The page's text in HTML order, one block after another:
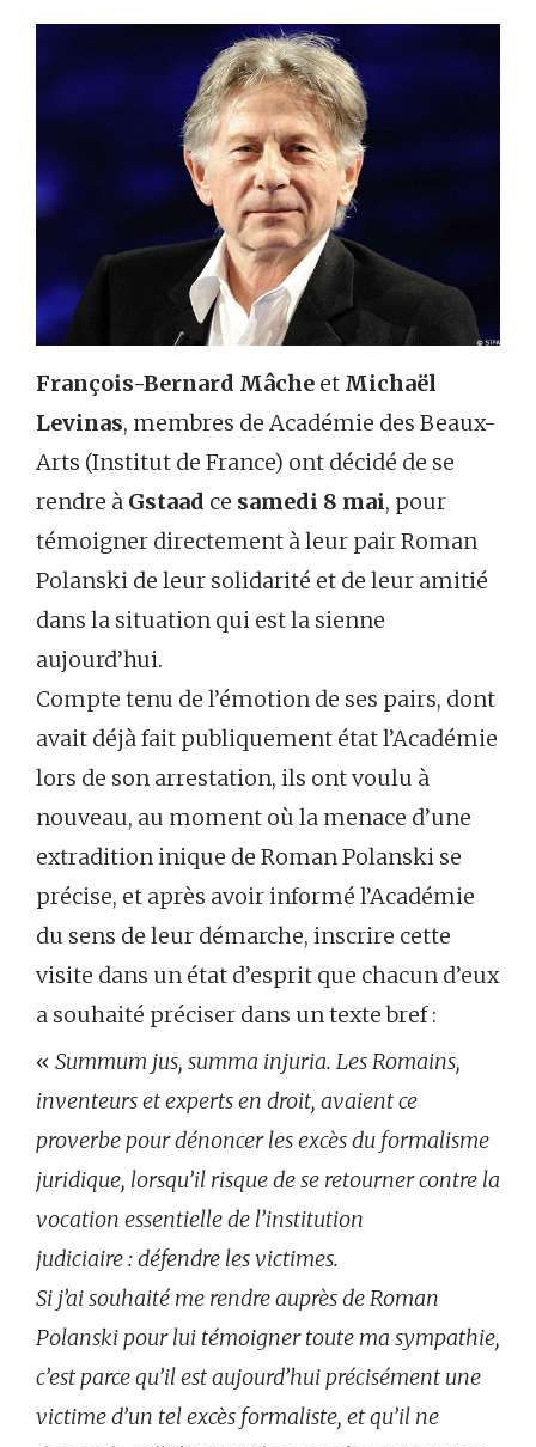
François-Bernard Mâche et Michaël
Levinas, membres de Académie des Beaux-
Arts (Institut de France) ont décidé de se
rendre à Gstaad ce samedi 8 mai, pour
témoigner directement à leur pair Roman
Polanski de leur solidarité et de leur amitié
dans la situation qui est la sienne
aujourd’hui.
Compte tenu de l’émotion de ses pairs, dont
avait déjà fait publiquement état l’Académie
lors de son arrestation, ils ont voulu à
nouveau, au moment où la menace d’une
extradition inique de Roman Polanski se
précise, et après avoir informé l’Académie
du sens de leur démarche, inscrire cette
visite dans un état d’esprit que chacun d’eux
a souhaité préciser dans un texte bref :
« Summum jus, summa injuria. Les Romains,
inventeurs et experts en droit, avaient ce
proverbe pour dénoncer les excès du formalisme
juridique, lorsqu’il risque de se retourner contre la
vocation essentielle de l’institution
judiciaire : défendre les victimes.
Si j’ai souhaité me rendre auprès de Roman
Polanski pour lui témoigner toute ma sympathie,
c’est parce qu’il est aujourd’hui précisément une
victime d’un tel excès formaliste, et qu’il ne